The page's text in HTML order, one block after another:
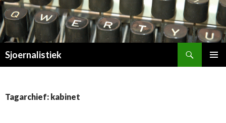
Sjoernalistiek
Tagarchief: kabinet